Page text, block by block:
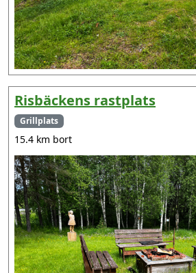
Risbäckens rastplats
Grillplats
15.4 km bort